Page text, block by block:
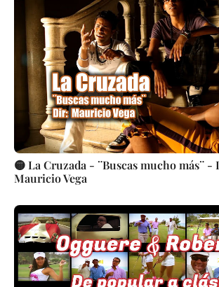
🟡 La Cruzada - ¨Buscas mucho más¨
Mauricio Vega